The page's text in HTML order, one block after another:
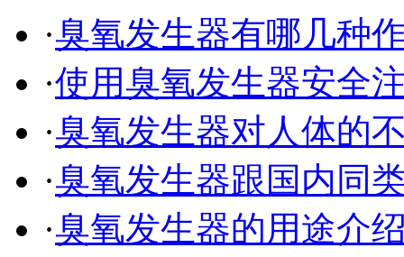
·臭氧发生器有哪几种
·使用臭氧发生器安全
·臭氧发生器对人体的
·臭氧发生器跟国内同
·臭氧发生器的用途介